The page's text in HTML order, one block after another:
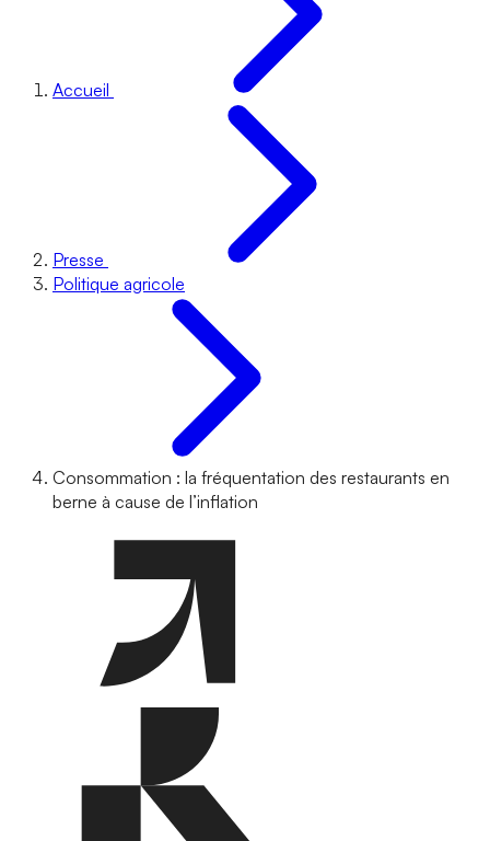
Accueil
Presse
Politique agricole
Consommation : la fréquentation des restaurants en
berne à cause de l’inflation